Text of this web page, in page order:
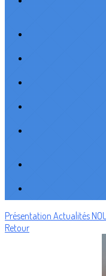
Présentation Actualités
Retour